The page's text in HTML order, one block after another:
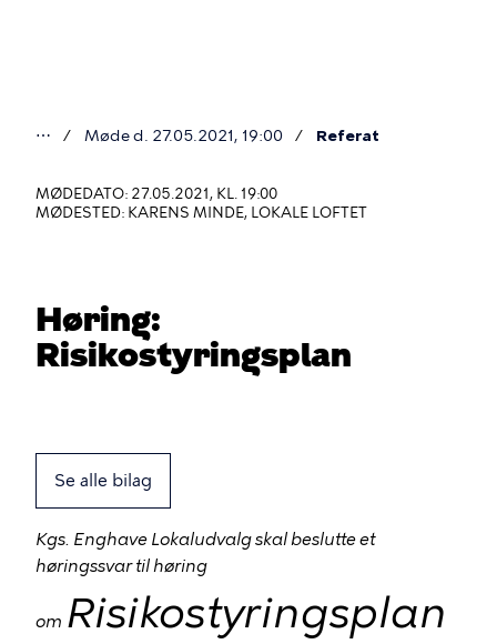
er
her
⋯ Møde d. 27.05.2021, 19:00 Referat
MØDEDATO: 27.05.2021, KL. 19:00
MØDESTED: KARENS MINDE, LOKALE LOFTET
Høring:
Risikostyringsplan
Se alle bilag
Kgs. Enghave Lokaludvalg skal beslutte et
høringssvar til høring
om Risikostyringsplan